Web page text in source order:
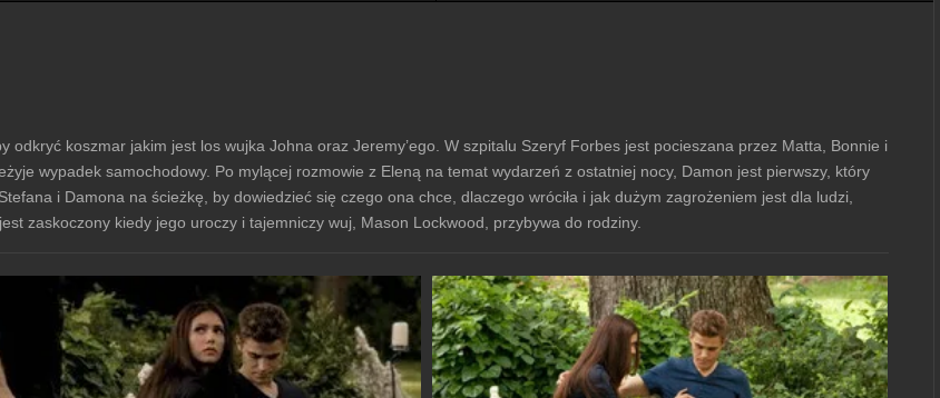
odkryć koszmar jakim jest los wujka Johna oraz Jeremy’ego. W szpitalu Szeryf Forbes jest pocieszana przez Matta, Bonnie i
wypadek samochodowy. Po mylącej rozmowie z Eleną na temat wydarzeń z ostatniej nocy, Damon jest pierwszy, który
i Damona na ścieżkę, by dowiedzieć się czego ona chce, dlaczego wróciła i jak dużym zagrożeniem jest dla ludzi,
zaskoczony kiedy jego uroczy i tajemniczy wuj, Mason Lockwood, przybywa do rodziny.